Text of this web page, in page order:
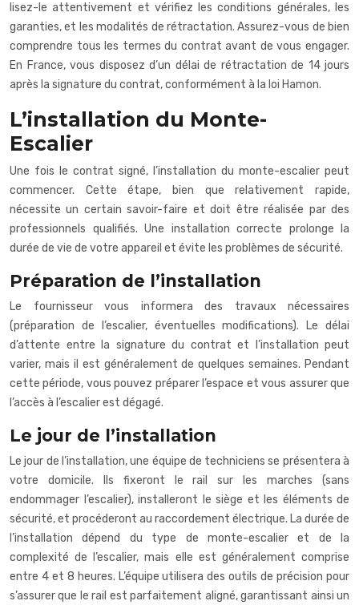
lisez-le attentivement et vérifiez les conditions générales, les
garanties, et les modalités de rétractation. Assurez-vous de bien
comprendre tous les termes du contrat avant de vous engager.
En France, vous disposez d’un délai de rétractation de 14 jours
après la signature du contrat, conformément à la loi Hamon.
L’installation du Monte-
Escalier
Une fois le contrat signé, l’installation du monte-escalier peut
commencer. Cette étape, bien que relativement rapide,
nécessite un certain savoir-faire et doit être réalisée par des
professionnels qualifiés. Une installation correcte prolonge la
durée de vie de votre appareil et évite les problèmes de sécurité.
Préparation de l’installation
Le fournisseur vous informera des travaux nécessaires
(préparation de l’escalier, éventuelles modifications). Le délai
d’attente entre la signature du contrat et l’installation peut
varier, mais il est généralement de quelques semaines. Pendant
cette période, vous pouvez préparer l’espace et vous assurer que
l’accès à l’escalier est dégagé.
Le jour de l’installation
Le jour de l’installation, une équipe de techniciens se présentera à
votre domicile. Ils fixeront le rail sur les marches (sans
endommager l’escalier), installeront le siège et les éléments de
sécurité, et procéderont au raccordement électrique. La durée de
l’installation dépend du type de monte-escalier et de la
complexité de l’escalier, mais elle est généralement comprise
entre 4 et 8 heures. L’équipe utilisera des outils de précision pour
s’assurer que le rail est parfaitement aligné, garantissant ainsi un